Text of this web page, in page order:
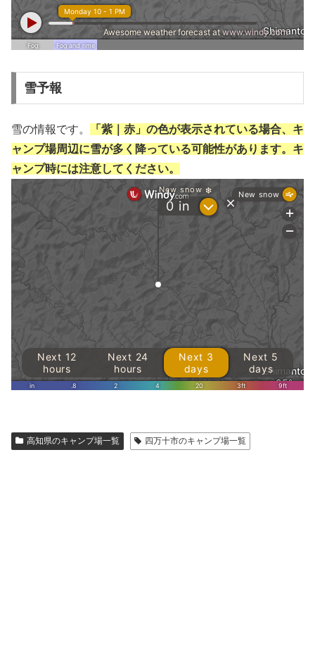
雪予報
雪の情報です。
「紫｜赤」の色が表示されている場合、キ
ャンプ場周辺に雪が多く降っている可能性があります。キ
ャンプ時には注意してください。
高知県のキャンプ場一覧 四万十市のキャンプ場一覧